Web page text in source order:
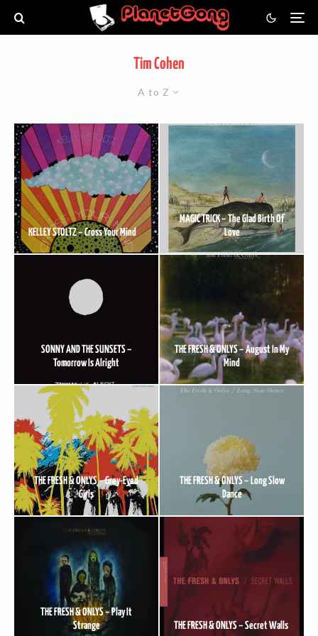
Tim Cohen
A to Z
KELLEY STOLTZ – Cross Your Mind
MAGIC TRICK – The Glad Birth Of
Love
SONNY AND THE SUNSETS –
Tomorrow Is Alright
THE FRESH & ONLYS – August In My
Mind
THE FRESH & ONLYS – Grey-Eyed
Girls
THE FRESH & ONLYS – Long Slow
Dance
THE FRESH & ONLYS – Play It
Strange
THE FRESH & ONLYS – Secret Walls